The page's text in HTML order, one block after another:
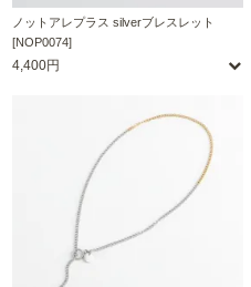
ノットアレプラス silverブレスレット
[NOP0074]
4,400円